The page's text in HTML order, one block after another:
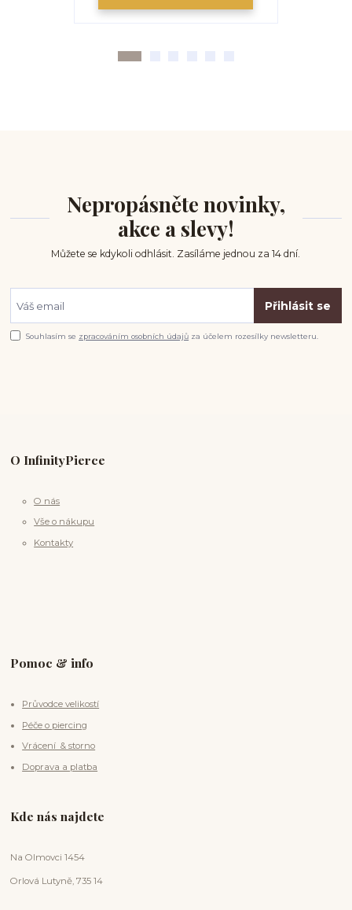
Nepropásněte novinky,
akce a slevy!
Můžete se kdykoli odhlásit. Zasíláme jednou za 14 dní.
Přihlásit se
Souhlasím se zpracováním osobních údajů za účelem rozesílky newsletteru.
O InfinityPierce
O nás
Vše o nákupu
Kontakty
Pomoc & info
Průvodce velikostí
Péče o piercing
Vrácení & storno
Doprava a platba
Kde nás najdete
Na Olmovci 1454
Orlová Lutyně, 735 14